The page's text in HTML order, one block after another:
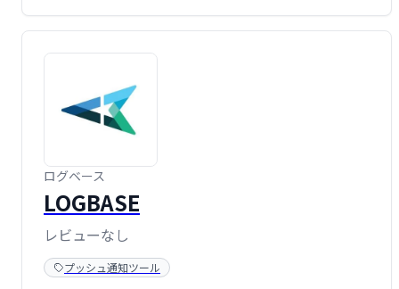
ログベース
LOGBASE
レビューなし
プッシュ通知ツール